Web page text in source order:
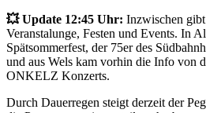
💥 Update 12:45 Uhr: Inzwischen
Veranstalunge, Festen und Events. In
Spätsommerfest, der 75er des
und aus Wels kam vorhin die Info von
ONKELZ Konzerts.
Durch Dauerregen steigt derzeit der